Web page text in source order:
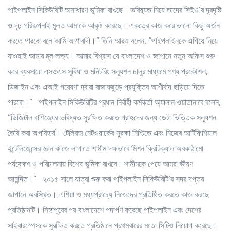
পাইপলাইন সিকিউরিটি অসাধারণ ভূমিকা রাখছে। ভবিষ্যত নিয়ে তাদের সিইও’র দূরদৃষ্টি
ও দৃঢ় পরিকল্পনাই মূলত আমাকে আকৃষ্ট করেছে। একত্রে কাজ করে ভালো কিছু অর্জন
করতে পারবো বলে আমি আশাবাদী।” তিনি আরও বলেন, “পাইপলাইনকে এগিয়ে নিয়ে
যাওয়াই আমার মূল লক্ষ্য। আমার বিশ্বাস যে বাংলাদেশ ও জাপানে নতুন অফিস শুরু
করে ব্যবসায়ে এসওএস সুবিধা ও মনিটরিং সল্যুশন চালুর মাধ্যমে পণ্য প্রকৌশল,
ডিজাইন এবং এআই গবেষণা দ্বারা বাজারজুড়ে প্রযুক্তির আশীর্বাদ ছড়িয়ে দিতে
পারবো।” পাইপলাইন সিকিউরিটির প্রধান নির্বাহী কর্মকর্তা অ্যালান ওয়াতানাবেবলেন,
“ডিজিটাল বাণিজ্যের ভবিষ্যত সুরক্ষিত করতে গ্রাহদের জন্য ডেটা ভিত্তিক সল্যুশন
তৈরি করা অপরিহার্য। টেলিকম নেটওয়ার্কের সুরক্ষা নিশ্চিতে এবং নিজের আর্টিফিশিয়াল
ইন্টেলিজেন্সের জ্ঞান কাজে লাগাতে শামীম দক্ষভাবে মিশন ক্রিটিক্যাল অবকাঠামো
পর্যবেক্ষণ ও পরিচালনায় বিশেষ ভূমিকা রাখবে। শামীমকে পেয়ে আমরা ভীষণ
আনন্দিত।” ২০১৫ সালে যাত্রা শুরু করা পাইপলাইন সিকিউরিটি’র সদর দপ্তর
জাপানে অবস্থিত। এশিয়া ও মধ্যপ্রাচ্যে নিজেদের প্রতিষ্ঠিত করতে কাজ করছে
প্রতিষ্ঠানটি। সিঙ্গাপুরের পর বাংলাদেশে পদার্পণ করেছে পাইপলাইন এবং দেশের
সাইবারস্পেসকে সুরক্ষিত করতে প্রতিষ্ঠানে প্রথমবারের মতো সিটিও নিয়োগ করেছে।